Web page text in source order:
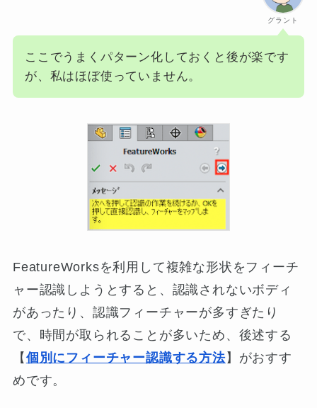
グラント
ここでうまくパターン化しておくと後が楽です
が、私はほぼ使っていません。
FeatureWorksを利用して複雑な形状をフィーチ
ャー認識しようとすると、認識されないボディ
があったり、認識フィーチャーが多すぎたり
で、時間が取られることが多いため、後述する
【 個別にフィーチャー認識する方法】がおすす
めです。